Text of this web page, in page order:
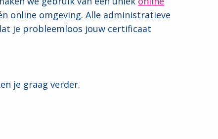
online omgeving. Alle administratieve
je probleemloos jouw certificaat
je graag verder.